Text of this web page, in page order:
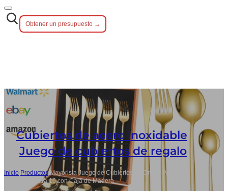
Obtener un presupuesto →
Cubiertos de acero inoxidable
Juego de cubiertos de regalo
Inicio Productos/Mayorista Juego de Cubiertos de Oro de Acero
Inoxidable para 16 con Caja de Madera